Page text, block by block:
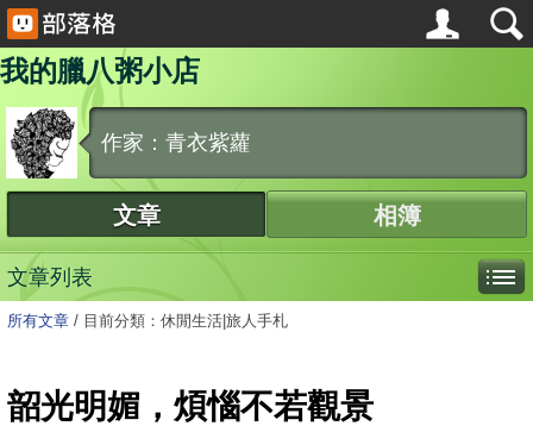
我的臘八粥小店
作家：青衣紫蘿
文章 相簿
文章列表
所有文章 / 目前分類：休閒生活|旅人手札
韶光明媚，煩惱不若觀景